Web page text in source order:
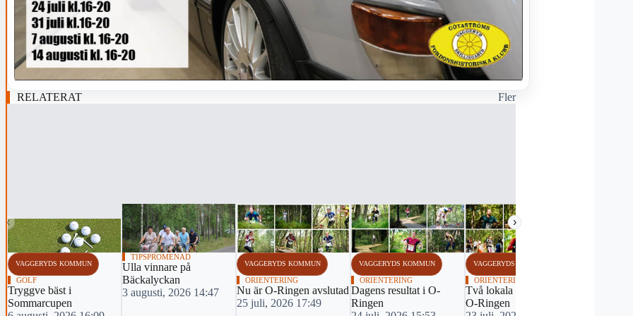
RELATERAT Fler
‹ ›
VAGGERYDS KOMMUN
GOLF
Tryggve bäst i
Sommarcupen
TIPSPROMENAD
Ulla vinnare på
Bäckalyckan
3 augusti, 2026 14:47
VAGGERYDS KOMMUN
ORIENTERING
Nu är O-Ringen avslutad
25 juli, 2026 17:49
VAGGERYDS KOMMUN
ORIENTERING
Dagens resultat i O-
Ringen
VAGGERYDS KOMMUN
ORIENTERING
Två lokala etappsegrar i
O-Ringen